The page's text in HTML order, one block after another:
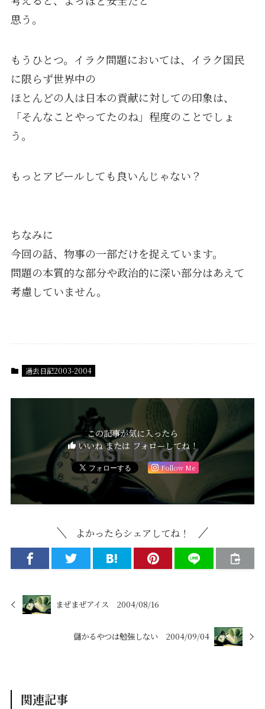
思う。
もうひとつ。イラク問題においては、イラク国民
に限らず世界中の
ほとんどの人は日本の貢献に対しての印象は、
「そんなことやってたのね」程度のことでしょ
う。
もっとアピールしても良いんじゃない？
ちなみに
今回の話、物事の一部だけを捉えています。
問題の本質的な部分や政治的に深い部分はあえて
考慮していません。
過去日記2003-2004
この記事が気に入ったら
いいね または フォローしてね！
Follow Me
よかったらシェアしてね！
まぜまぜアイス 2004/08/16
儲かるやつは勉強しない 2004/09/04
関連記事